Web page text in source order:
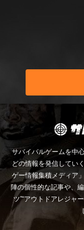
サバイバルゲームを中
どの情報を発信してい
ゲー情報集積メディア
陣の個性的な記事や、
ツ”“アウトドアレジャ